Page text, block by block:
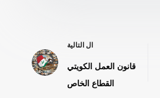
ال التالية
قانون العمل الكويتي
القطاع الخاص